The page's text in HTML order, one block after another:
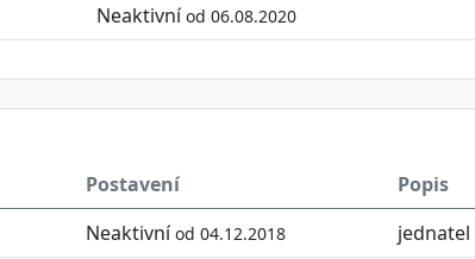
Neaktivníod 06.08.2020
Postavení Popis
Neaktivníod 04.12.2018 jednatel